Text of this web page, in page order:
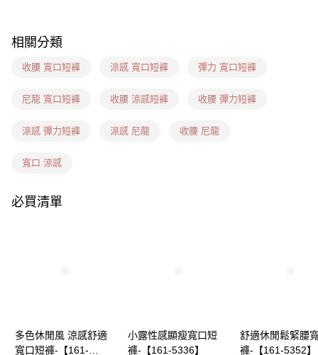
7-11(信用卡、多元支付)
每筆NT$60，滿NT$1,599(含以上)免運費
7-11隔日到貨(信用卡、多元支付)
新竹物流(信用卡、多元支付)
每筆NT$100，滿NT$1,899(含以上)免運費
每筆NT$100，滿NT$1,899(含以上)免運費
相關分類
收腰 寬口短褲 涼感 寬口短褲 彈力 寬口短褲
尼龍 寬口短褲 收腰 涼感短褲 收腰 彈力短褲
涼感 彈力短褲 涼感 尼龍 收腰 尼龍
寬口 涼感
必買清單
多色休閒風 涼感舒適
寬口短褲-【161-
小露性感顯瘦寬口短
褲-【161-5336】
舒適休閒鬆緊腰
褲-【161-5352】